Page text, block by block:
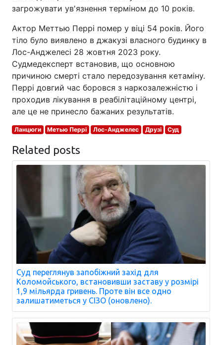
загрожувати ув'язнення терміном до 10 років.
Актор Меттью Перрі помер у віці 54 років. Його
тіло було виявлено в джакузі власного будинку в
Лос-Анджелесі 28 жовтня 2023 року.
Судмедексперт встановив, що основною
причиною смерті стало передозування кетаміну.
Перрі довгий час боровся з наркозалежністю і
проходив лікування в реабілітаційному центрі,
але це не принесло бажаних результатів.
Ланцюги Метью Перрі Лос-Анджелес Друзі Суд
Related posts
Суд переглянув запобіжний захід для
Коломойського, встановивши заставу у розмірі
1,9 мільярда гривень. Проте він все одно
залишатиметься у СІЗО (оновлено).